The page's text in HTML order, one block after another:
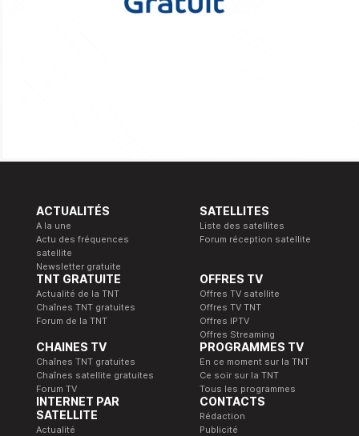
ACTUALITÉS
A la une
Actu des fréquences
satellite
Newsletter gratuite
SATELLITES
Liste des satellites
Forum réception satellite
TNT GRATUITE
Actualité de la TNT
Chaînes TNT gratuites
Forum de la TNT
OFFRES TV
Offres TV satellite
Offres TV TNT
Offres IPTV
Offres Streaming
CHAINES TV
Chaînes TNT gratuites
Chaînes satellite gratuites
Forum TV
PROGRAMMES TV
En ce moment sur la TNT
Ce soir sur la TNT
Tous les programmes
INTERNET PAR
SATELLITE
Actualité
CONTACTS
Rédaction
Publicité